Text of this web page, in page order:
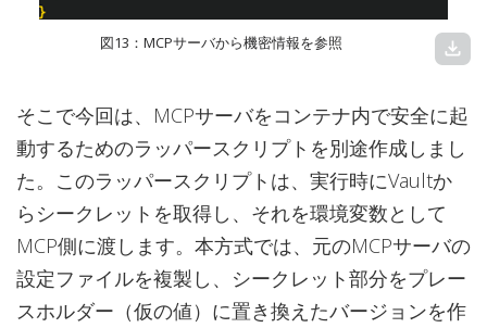
図13：MCPサーバから機密情報を参照 download
そこで今回は、MCPサーバをコンテナ内で安全に起
動するためのラッパースクリプトを別途作成しまし
た。このラッパースクリプトは、実行時にVaultか
らシークレットを取得し、それを環境変数として
MCP側に渡します。本方式では、元のMCPサーバの
設定ファイルを複製し、シークレット部分をプレー
スホルダー（仮の値）に置き換えたバージョンを作